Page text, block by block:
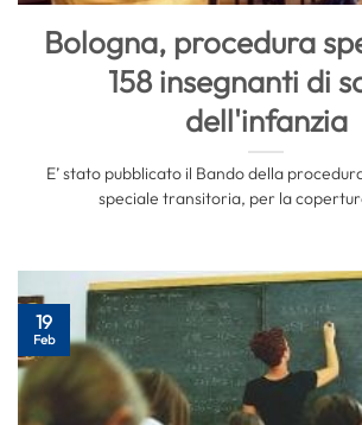
Bologna, procedura
158 insegnanti di
dell'infanzia
E’ stato pubblicato il Bando della
speciale transitoria, per la
19
Feb